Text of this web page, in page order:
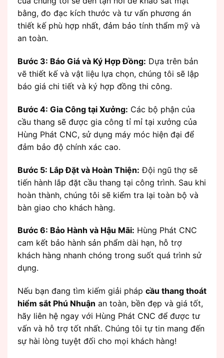
bằng, đo đạc kích thước và tư vấn phương án
thiết kế phù hợp nhất, đảm bảo tính thẩm mỹ và
an toàn.
Bước 3: Báo Giá và Ký Hợp Đồng: Dựa trên bản
vẽ thiết kế và vật liệu lựa chọn, chúng tôi sẽ lập
báo giá chi tiết và ký hợp đồng thi công.
Bước 4: Gia Công tại Xưởng: Các bộ phận của
cầu thang sẽ được gia công tỉ mỉ tại xưởng của
Hùng Phát CNC, sử dụng máy móc hiện đại để
đảm bảo độ chính xác cao.
Bước 5: Lắp Đặt và Hoàn Thiện: Đội ngũ thợ sẽ
tiến hành lắp đặt cầu thang tại công trình. Sau khi
hoàn thành, chúng tôi sẽ kiểm tra lại toàn bộ và
bàn giao cho khách hàng.
Bước 6: Bảo Hành và Hậu Mãi: Hùng Phát CNC
cam kết bảo hành sản phẩm dài hạn, hỗ trợ
khách hàng nhanh chóng trong suốt quá trình sử
dụng.
Nếu bạn đang tìm kiếm giải pháp cầu thang thoát
hiểm sắt Phú Nhuận an toàn, bền đẹp và giá tốt,
hãy liên hệ ngay với Hùng Phát CNC để được tư
vấn và hỗ trợ tốt nhất. Chúng tôi tự tin mang đến
sự hài lòng tuyệt đối cho mọi khách hàng!